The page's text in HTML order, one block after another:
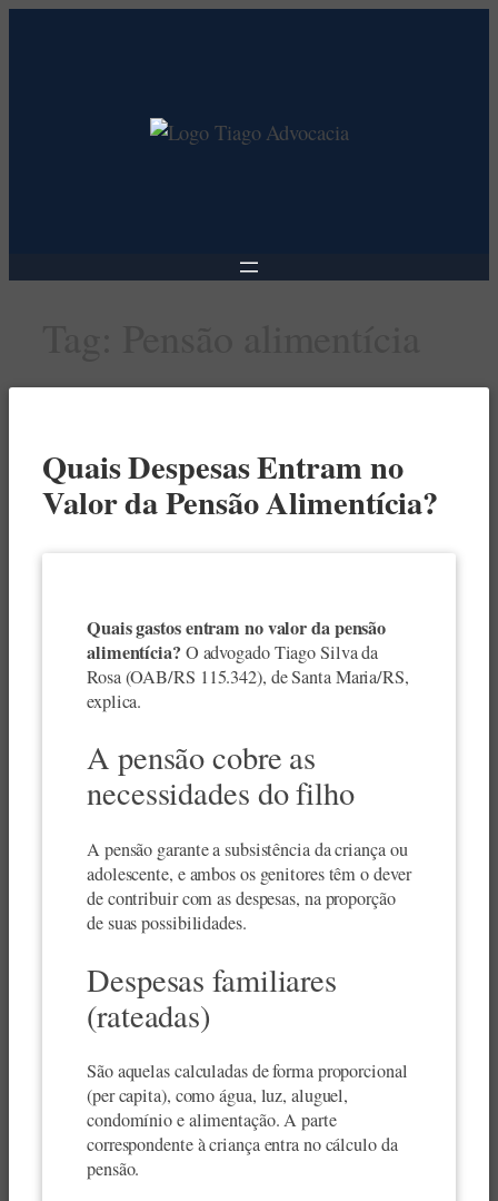
Quais Despesas Entram no
Valor da Pensão Alimentícia?
Quais gastos entram no valor da pensão
alimentícia?O advogado Tiago Silva da
Rosa (OAB/RS 115.342), de Santa Maria/RS,
explica.
A pensão cobre as
necessidades do filho
A pensão garante a subsistência da criança ou
adolescente, e ambos os genitores têm o dever
de contribuir com as despesas, na proporção
de suas possibilidades.
Despesas familiares
(rateadas)
São aquelas calculadas de forma proporcional
(per capita), como água, luz, aluguel,
condomínio e alimentação. A parte
correspondente à criança entra no cálculo da
pensão.